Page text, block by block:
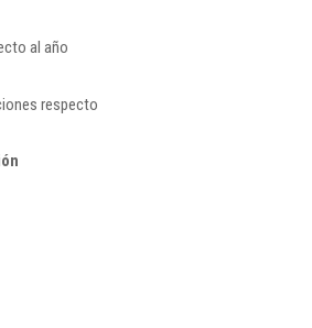
al año
respecto